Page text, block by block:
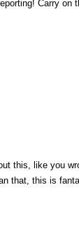
Carry
this, like you
that, this is